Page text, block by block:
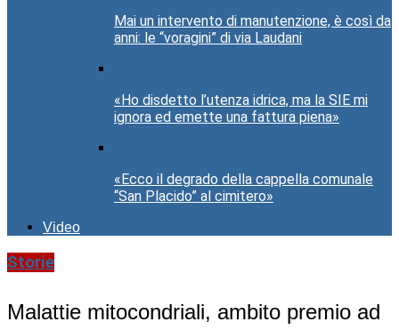
Mai un intervento di manutenzione, è così da
anni: le “voragini” di via Laudani
«Ho disdetto l’utenza idrica, ma la SIE mi
ignora ed emette una fattura piena»
«Ecco il degrado della cappella comunale
“San Placido” al cimitero»
Video
Storie
Malattie mitocondriali, ambito premio ad